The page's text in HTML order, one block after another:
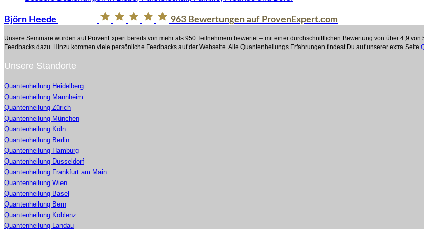
Björn Heede 963 Bewertungen auf ProvenExpert.com
Unsere Seminare wurden auf ProvenExpert bereits von mehr als 950 Teilnehmern bewertet – mit einer durchschnittlichen Bewertung von über 4,9
Feedbacks dazu. Hinzu kommen viele persönliche Feedbacks auf der Webseite. Alle Quantenheilungs Erfahrungen findest Du auf unserer extra Seite
Unsere Standorte
Quantenheilung Heidelberg
Quantenheilung Mannheim
Quantenheilung Zürich
Quantenheilung München
Quantenheilung Köln
Quantenheilung Berlin
Quantenheilung Hamburg
Quantenheilung Düsseldorf
Quantenheilung Frankfurt am Main
Quantenheilung Wien
Quantenheilung Basel
Quantenheilung Bern
Quantenheilung Koblenz
Quantenheilung Landau